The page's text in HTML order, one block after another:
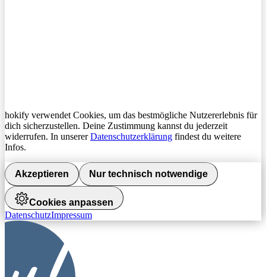
hokify verwendet Cookies, um das bestmögliche Nutzererlebnis für
dich sicherzustellen. Deine Zustimmung kannst du jederzeit
widerrufen. In unsererDatenschutzerklärung findest du weitere
Infos.
Akzeptieren Nur technisch notwendige
Cookies anpassen
DatenschutzImpressum